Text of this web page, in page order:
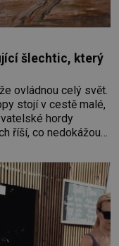
šlechtic, který
ovládnou celý svět.
stojí v cestě malé,
hordy
říší, co nedokážou
a Azovského